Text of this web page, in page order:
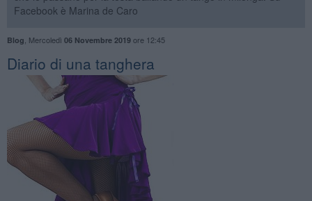
Facebook è Marina de Caro
Blog Mercoledì 06 Novembre 2019ore 12:45
Diario di una tanghera